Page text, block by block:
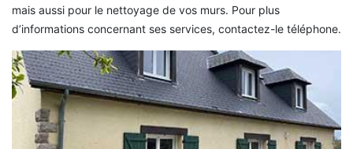
mais aussi pour le nettoyage de vos murs. Pour plus
d’informations concernant ses services, contactez-le téléphone.